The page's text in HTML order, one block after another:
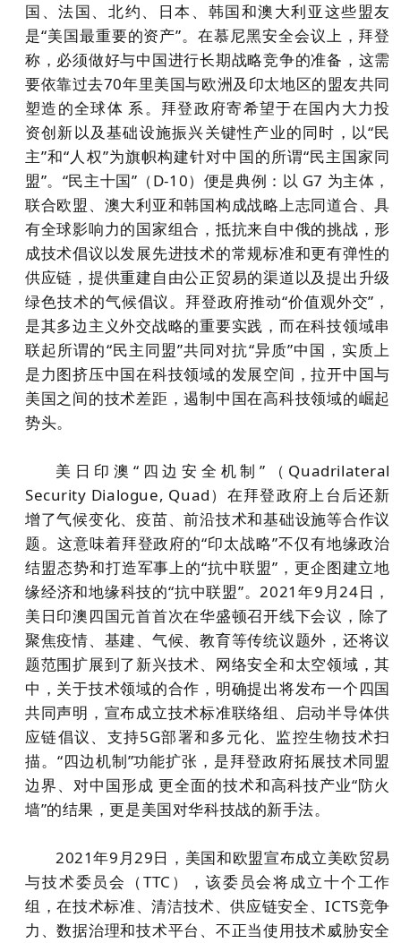
国、法国、北约、日本、韩国和澳大利亚这些盟友
是“美国最重要的资产”。在慕尼黑安全会议上，拜登
称，必须做好与中国进行长期战略竞争的准备，这需
要依靠过去70年里美国与欧洲及印太地区的盟友共同
塑造的全球体 系。拜登政府寄希望于在国内大力投
资创新以及基础设施振兴关键性产业的同时，以“民
主”和“人权”为旗帜构建针对中国的所谓“民主国家同
盟”。“民主十国”（D-10）便是典例：以 G7 为主体，
联合欧盟、澳大利亚和韩国构成战略上志同道合、具
有全球影响力的国家组合，抵抗来自中俄的挑战，形
成技术倡议以发展先进技术的常规标准和更有弹性的
供应链，提供重建自由公正贸易的渠道以及提出升级
绿色技术的气候倡议。拜登政府推动“价值观外交”，
是其多边主义外交战略的重要实践，而在科技领域串
联起所谓的“民主同盟”共同对抗“异质”中国，实质上
是力图挤压中国在科技领域的发展空间，拉开中国与
美国之间的技术差距，遏制中国在高科技领域的崛起
势头。
美日印澳“四边安全机制”（Quadrilateral
Security Dialogue, Quad）在拜登政府上台后还新
增了气候变化、疫苗、前沿技术和基础设施等合作议
题。这意味着拜登政府的“印太战略”不仅有地缘政治
结盟态势和打造军事上的“抗中联盟”，更企图建立地
缘经济和地缘科技的“抗中联盟”。2021年9月24日，
美日印澳四国元首首次在华盛顿召开线下会议，除了
聚焦疫情、基建、气候、教育等传统议题外，还将议
题范围扩展到了新兴技术、网络安全和太空领域，其
中，关于技术领域的合作，明确提出将发布一个四国
共同声明，宣布成立技术标准联络组、启动半导体供
应链倡议、支持5G部署和多元化、监控生物技术扫
描。“四边机制”功能扩张，是拜登政府拓展技术同盟
边界、对中国形成 更全面的技术和高科技产业“防火
墙”的结果，更是美国对华科技战的新手法。
2021年9月29日，美国和欧盟宣布成立美欧贸易
与技术委员会（TTC），该委员会将成立十个工作
组，在技术标准、清洁技术、供应链安全、ICTS竞争
力、数据治理和技术平台、不正当使用技术威胁安全